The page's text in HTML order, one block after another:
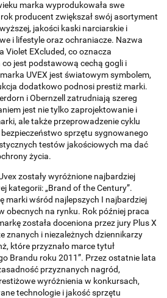
marka wyprodukowała swe
producent zwiększał swój asortyment
jakości kaski narciarskie i
i lifestyle oraz ochraniacze. Nazwa
Violet EXcluded, co oznacza
jest podstawową cechą gogli i
UVEX jest światowym symbolem,
dodatkowo podnosi prestiż marki.
i Obernzell zatrudniają szereg
jest nie tylko zaprojektowanie i
ale także przeprowadzenie cyklu
sprzętu sygnowanego
testów jakościowych ma dać
życia.
zostały wyróżnione najbardziej
kategorii: „Brand of the Century”.
marki wśród najlepszych I najbardziej
obecnych na rynku. Rok później praca
została doceniona przez jury Plus X
znanych i niezależnych dziennikarzy
które przyznało marce tytuł
Brandu roku 2011”. Przez ostatnie lata
przyznanych nagród,
wyróżnienia w konkursach,
technologie i jakość sprzętu